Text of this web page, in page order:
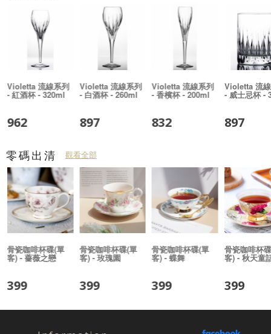
Violetta 流線系列
- 紅酒杯 - 320ml
962
Violetta 流線系列
- 白酒杯 - 260ml
897
Violetta 流線系列
- 香檳杯 - 200ml
832
Violetta 流
- 威士忌杯 -
897
零碼出清 觀看全部
骨瓷咖啡杯碟(單
客) - 薔薇之戀
399
骨瓷咖啡杯碟(單
客) - 玫瑰園
399
骨瓷咖啡杯碟(單
客) - 蝶舞
399
骨瓷咖啡杯
客) - 秋天童
399